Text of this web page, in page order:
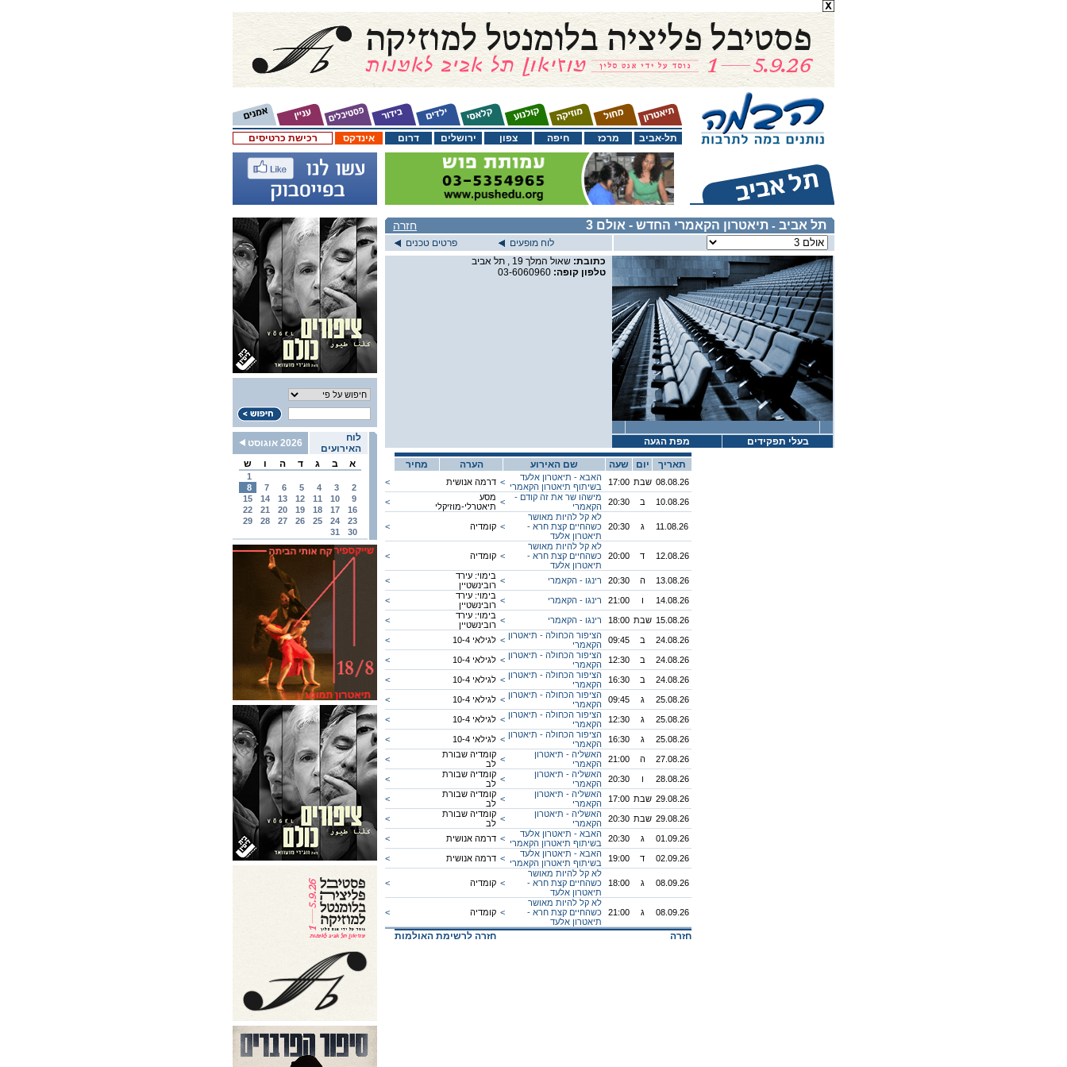
רכישת כרטיסים אינדקס דרום ירושלים צפון חיפה מרכז תל-אביב
לוח
האירועים
2026 אוגוסט
א
ב ג ד ה ו ש
1
2
3
4
5
6
7
8
9
10
11
12
13
14
15
16
17
18
19
20
21
22
23
24
25
26
27
28
29
30
31
חזרה תל אביב - תיאטרון הקאמרי החדש - אולם 3
פרטים טכנים
לוח מופעים
כתובת: שאול המלך 19 , תל אביב
טלפון קופה: 03-6060960
מפת הגעה בעלי תפקידים
מחיר הערה שם האירוע שעה יום תאריך
< דרמה אנושית <
האבא - תיאטרון אלעד
בשיתוף תיאטרון הקאמרי
17:00 שבת 08.08.26
<
מסע
תיאטרלי-מוזיקלי <
מישהו שר את זה קודם -
הקאמרי
20:30 ב 10.08.26
< קומדיה <
לא קל להיות מאושר
כשהחיים קצת חרא -
תיאטרון אלעד
20:30 ג 11.08.26
< קומדיה <
לא קל להיות מאושר
כשהחיים קצת חרא -
תיאטרון אלעד
20:00 ד 12.08.26
<
בימוי: עירד
רובינשטיין < רינגו - הקאמרי 20:30 ה 13.08.26
<
בימוי: עירד
רובינשטיין < רינגו - הקאמרי 21:00 ו 14.08.26
<
בימוי: עירד
רובינשטיין < רינגו - הקאמרי 18:00 שבת 15.08.26
< לגילאי 10-4 < הציפור הכחולה - תיאטרון
הקאמרי
09:45 ב 24.08.26
< לגילאי 10-4 < הציפור הכחולה - תיאטרון
הקאמרי
12:30 ב 24.08.26
< לגילאי 10-4 < הציפור הכחולה - תיאטרון
הקאמרי
16:30 ב 24.08.26
< לגילאי 10-4 < הציפור הכחולה - תיאטרון
הקאמרי
09:45 ג 25.08.26
< לגילאי 10-4 < הציפור הכחולה - תיאטרון
הקאמרי
12:30 ג 25.08.26
< לגילאי 10-4 < הציפור הכחולה - תיאטרון
הקאמרי
16:30 ג 25.08.26
<
קומדיה שבורת
לב <
האשליה - תיאטרון
הקאמרי
21:00 ה 27.08.26
<
קומדיה שבורת
לב <
האשליה - תיאטרון
הקאמרי
20:30 ו 28.08.26
<
קומדיה שבורת
לב <
האשליה - תיאטרון
הקאמרי
17:00 שבת 29.08.26
<
קומדיה שבורת
לב <
האשליה - תיאטרון
הקאמרי
20:30 שבת 29.08.26
< דרמה אנושית <
האבא - תיאטרון אלעד
בשיתוף תיאטרון הקאמרי
20:30 ג 01.09.26
< דרמה אנושית <
האבא - תיאטרון אלעד
בשיתוף תיאטרון הקאמרי
19:00 ד 02.09.26
< קומדיה <
לא קל להיות מאושר
כשהחיים קצת חרא -
תיאטרון אלעד
18:00 ג 08.09.26
< קומדיה <
לא קל להיות מאושר
כשהחיים קצת חרא -
תיאטרון אלעד
21:00 ג 08.09.26
חזרה חזרה לרשימת האולמות